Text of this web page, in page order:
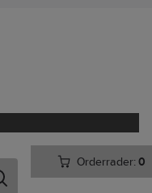
Orderrader:0